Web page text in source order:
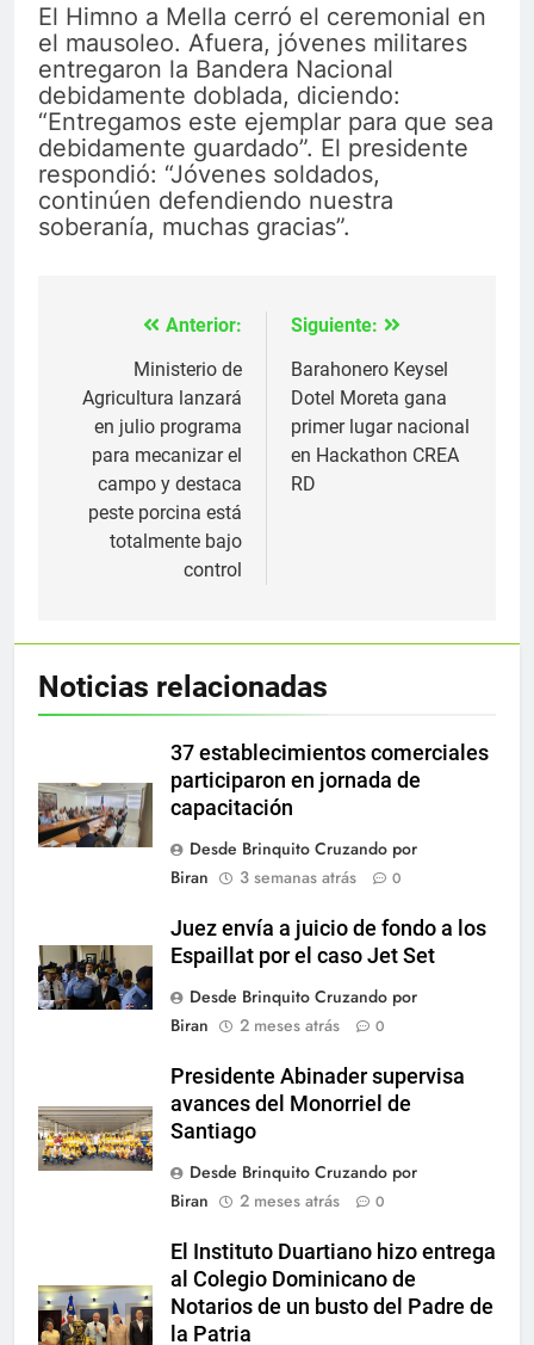
El Himno a Mella cerró el ceremonial en
el mausoleo. Afuera, jóvenes militares
entregaron la Bandera Nacional
debidamente doblada, diciendo:
“Entregamos este ejemplar para que sea
debidamente guardado”. El presidente
respondió: “Jóvenes soldados,
continúen defendiendo nuestra
soberanía, muchas gracias”.
Navegación
entradas
Anterior:
Ministerio de
Agricultura lanzará
en julio programa
para mecanizar el
campo y destaca
peste porcina está
totalmente bajo
control
Siguiente:
Barahonero Keysel
Dotel Moreta gana
primer lugar nacional
en Hackathon CREA
RD
Noticias relacionadas
37 establecimientos comerciales
participaron en jornada de
capacitación
Desde Brinquito Cruzando por
Biran
3 semanas atrás 0
Juez envía a juicio de fondo a los
Espaillat por el caso Jet Set
Desde Brinquito Cruzando por
Biran
2 meses atrás 0
Presidente Abinader supervisa
avances del Monorriel de
Santiago
Desde Brinquito Cruzando por
Biran
2 meses atrás 0
El Instituto Duartiano hizo entrega
al Colegio Dominicano de
Notarios de un busto del Padre de
la Patria